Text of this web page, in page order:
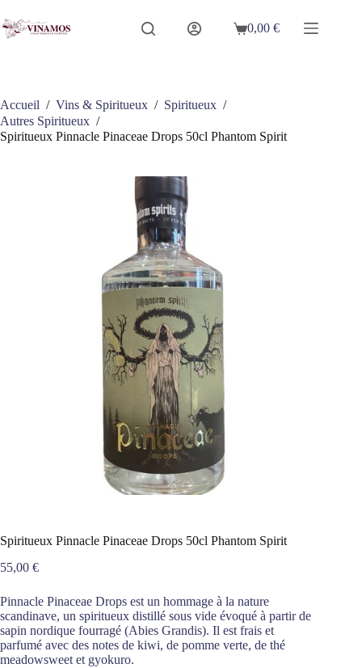
au
contenu
Panier
0,00€
Accueil / Vins & Spiritueux / Spiritueux /
Autres Spiritueux /
Spiritueux Pinnacle Pinaceae Drops 50cl Phantom Spirit
Spiritueux Pinnacle Pinaceae Drops 50cl Phantom Spirit
55,00 €
Pinnacle Pinaceae Drops est un hommage à la nature
scandinave, un spiritueux distillé sous vide évoqué à partir de
sapin nordique fourragé (Abies Grandis). Il est frais et
parfumé avec des notes de kiwi, de pomme verte, de thé
meadowsweet et gyokuro.